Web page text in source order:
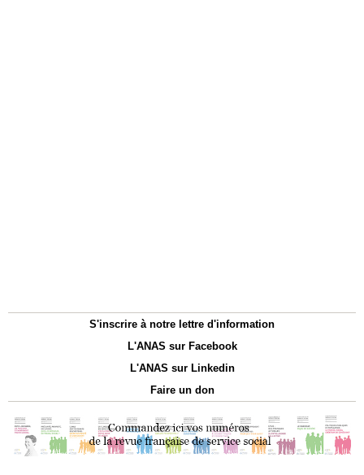
S'inscrire à notre lettre d'information
L'ANAS sur Facebook
L'ANAS sur Linkedin
Faire un don